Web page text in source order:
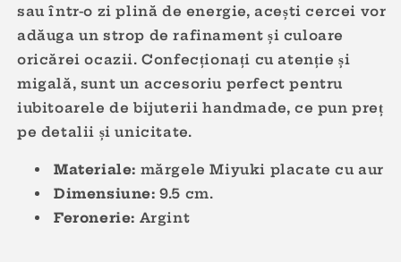
sau într-o zi plină de energie, acești cercei vor
adăuga un strop de rafinament și culoare
oricărei ocazii. Confecționați cu atenție și
migală, sunt un accesoriu perfect pentru
iubitoarele de bijuterii handmade, ce pun preț
pe detalii și unicitate.
Materiale: mărgele Miyuki placate cu aur
Dimensiune: 9.5 cm.
Feronerie: Argint